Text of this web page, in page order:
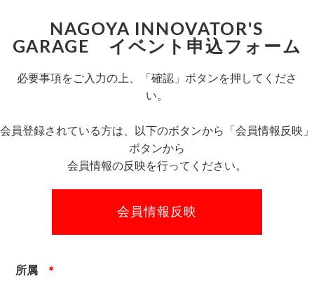
NAGOYA INNOVATOR'S
GARAGE イベント申込フォーム
必要事項をご入力の上、「確認」ボタンを押してくださ
い。
会員登録されている方は、以下のボタンから「会員情報反映」
ボタンから
会員情報の反映を行ってください。
所属 ＊